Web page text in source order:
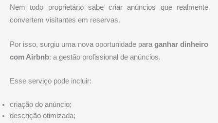
Nem todo proprietário sabe criar anúncios que realmente
convertem visitantes em reservas.
Por isso, surgiu uma nova oportunidade para ganhar dinheiro
com Airbnb: a gestão profissional de anúncios.
Esse serviço pode incluir:
criação do anúncio;
descrição otimizada;